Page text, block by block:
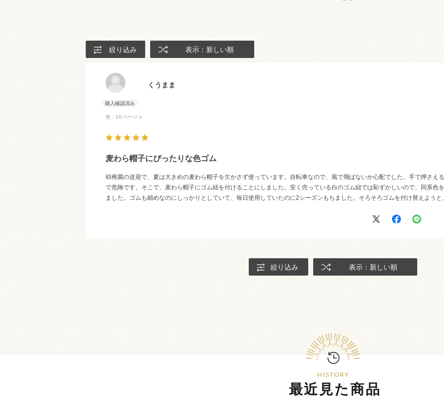
絞り込み 表示：新しい順
くうまま
色：16.ベージュ
麦わら帽子にぴったりな色ゴム
幼稚園の送迎で、夏は大きめの麦わら帽子を欠かさず使っています。自転車なので、風で飛ばないか心配でした。手で押さえ
で危険です。そこで、麦わら帽子にゴム紐を付けることにしました。安く売っている白のゴム紐では恥ずかしいので、同系色
ました。ゴムも細めなのにしっかりとしていて、毎日使用していたのに2シーズンもちました。そろそろゴムを付け替えよう
絞り込み 表示：新しい順
最近見た商品